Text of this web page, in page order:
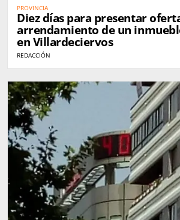
PROVINCIA
Diez días para presentar
arrendamiento de un
en Villardeciervos
REDACCIÓN